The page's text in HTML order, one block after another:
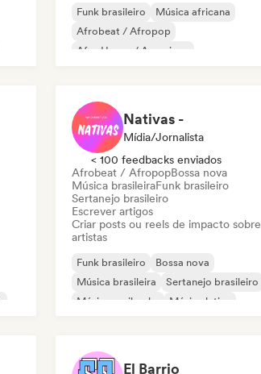
Funk brasileiro
Música africana
Afrobeat / Afropop
Afro House / Amapiano
Nativas -
Mídia/Jornalista
< 100 feedbacks enviados
Afrobeat / AfropopBossa nova
Música brasileiraFunk brasileiro
Sertanejo brasileiro
Escrever artigos
Criar posts ou reels de impacto sobre
artistas
Funk brasileiro
Bossa nova
Música brasileira
Sertanejo brasileiro
Música caribenha
Música latina
El Barrio